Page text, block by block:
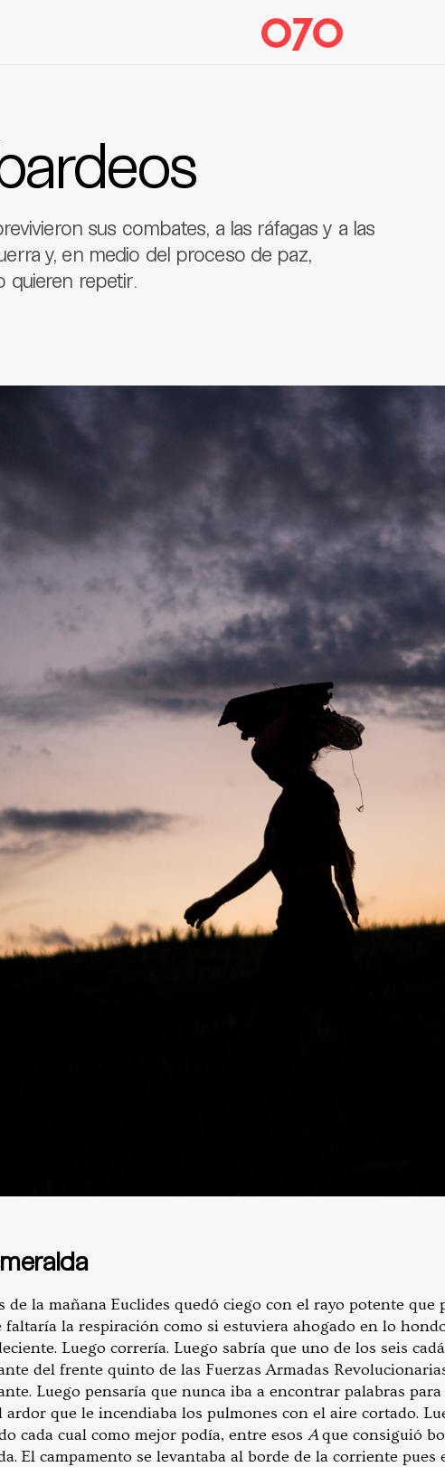
sus combates, a las ráfagas y a las
y, en medio del proceso de paz,
quieren repetir.
de la mañana Euclides quedó ciego con el rayo potente que
faltaría la respiración como si estuviera ahogado en lo
Luego correría. Luego sabría que uno de los seis
del frente quinto de las Fuerzas Armadas
Luego pensaría que nunca iba a encontrar palabras
ardor que le incendiaba los pulmones con el aire cortado.
cada cual como mejor podía, entre esos Aque consiguió
El campamento se levantaba al borde de la corriente pues